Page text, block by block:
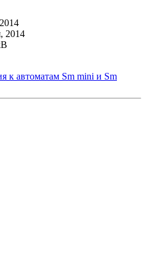
2014
к автоматам Sm mini и Sm